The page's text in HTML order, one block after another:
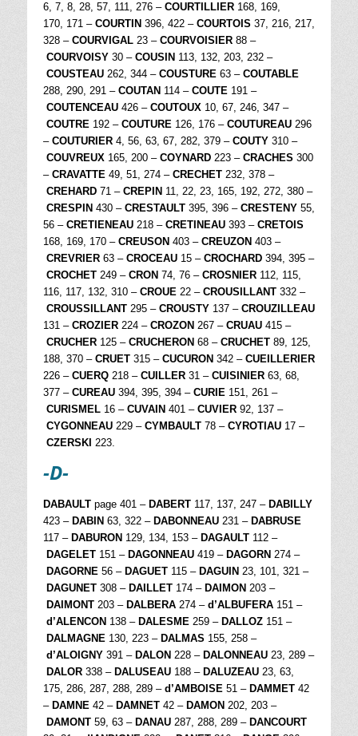
6, 7, 8, 28, 57, 111, 276 – COURTILLIER 168, 169,
170, 171 – COURTIN 396, 422 – COURTOIS 37, 216, 217,
328 – COURVIGAL 23 – COURVOISIER 88 –
COURVOISY 30 – COUSIN 113, 132, 203, 232 –
COUSTEAU 262, 344 – COUSTURE 63 – COUTABLE
288, 290, 291 – COUTAN 114 – COUTE 191 –
COUTENCEAU 426 – COUTOUX 10, 67, 246, 347 –
COUTRE 192 – COUTURE 126, 176 – COUTUREAU 296
– COUTURIER 4, 56, 63, 67, 282, 379 – COUTY 310 –
COUVREUX 165, 200 – COYNARD 223 – CRACHES 300
– CRAVATTE 49, 51, 274 – CRECHET 232, 378 –
CREHARD 71 – CREPIN 11, 22, 23, 165, 192, 272, 380 –
CRESPIN 430 – CRESTAULT 395, 396 – CRESTENY 55,
56 – CRETIENEAU 218 – CRETINEAU 393 – CRETOIS
168, 169, 170 – CREUSON 403 – CREUZON 403 –
CREVRIER 63 – CROCEAU 15 – CROCHARD 394, 395 –
CROCHET 249 – CRON 74, 76 – CROSNIER 112, 115,
116, 117, 132, 310 – CROUE 22 – CROUSILLANT 332 –
CROUSSILLANT 295 – CROUSTY 137 – CROUZILLEAU
131 – CROZIER 224 – CROZON 267 – CRUAU 415 –
CRUCHER 125 – CRUCHERON 68 – CRUCHET 89, 125,
188, 370 – CRUET 315 – CUCURON 342 – CUEILLERIER
226 – CUERQ 218 – CUILLER 31 – CUISINIER 63, 68,
377 – CUREAU 394, 395, 394 – CURIE 151, 261 –
CURISMEL 16 – CUVAIN 401 – CUVIER 92, 137 –
CYGONNEAU 229 – CYMBAULT 78 – CYROTIAU 17 –
CZERSKI 223.
-D-
DABAULT page 401 – DABERT 117, 137, 247 – DABILLY
423 – DABIN 63, 322 – DABONNEAU 231 – DABRUSE
117 – DABURON 129, 134, 153 – DAGAULT 112 –
DAGELET 151 – DAGONNEAU 419 – DAGORN 274 –
DAGORNE 56 – DAGUET 115 – DAGUIN 23, 101, 321 –
DAGUNET 308 – DAILLET 174 – DAIMON 203 –
DAIMONT 203 – DALBERA 274 – d’ALBUFERA 151 –
d’ALENCON 138 – DALESME 259 – DALLOZ 151 –
DALMAGNE 130, 223 – DALMAS 155, 258 –
d’ALOIGNY 391 – DALON 228 – DALONNEAU 23, 289 –
DALOR 338 – DALUSEAU 188 – DALUZEAU 23, 63,
175, 286, 287, 288, 289 – d’AMBOISE 51 – DAMMET 42
– DAMNE 42 – DAMNET 42 – DAMON 202, 203 –
DAMONT 59, 63 – DANAU 287, 288, 289 – DANCOURT